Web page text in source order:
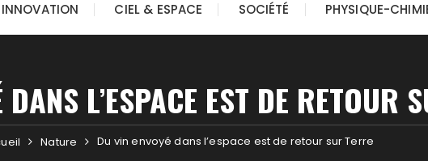
INNOVATION CIEL & ESPACE SOCIÉTÉ PHYSIQUE-
L’ESPACE EST DE RETOUR
Nature Du vin envoyé dans l’espace est de retour sur Terre